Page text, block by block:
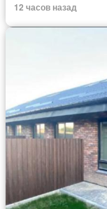
12 часов назад